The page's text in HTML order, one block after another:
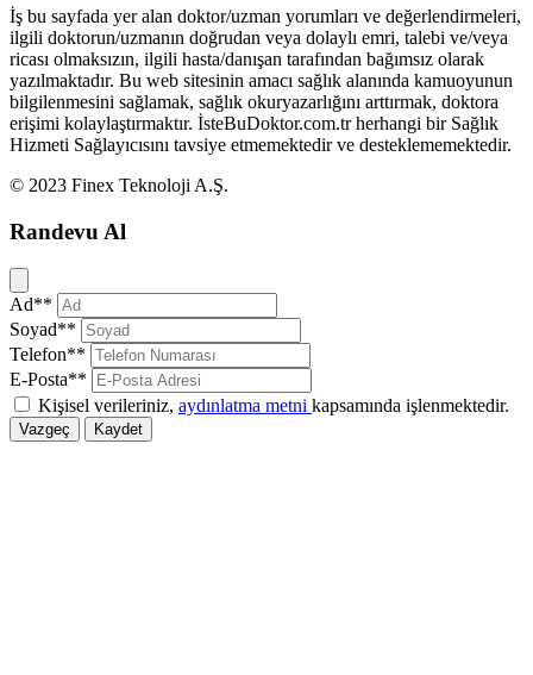
İş bu sayfada yer alan doktor/uzman yorumları ve değerlendirmeleri,
ilgili doktorun/uzmanın doğrudan veya dolaylı emri, talebi ve/veya
ricası olmaksızın, ilgili hasta/danışan tarafından bağımsız olarak
yazılmaktadır. Bu web sitesinin amacı sağlık alanında kamuoyunun
bilgilenmesini sağlamak, sağlık okuryazarlığını arttırmak, doktora
erişimi kolaylaştırmaktır. İsteBuDoktor.com.tr herhangi bir Sağlık
Hizmeti Sağlayıcısını tavsiye etmemektedir ve desteklememektedir.
© 2023 Finex Teknoloji A.Ş.
Randevu Al
Kapat
Ad**
Soyad**
Telefon**
E-Posta**
Kişisel verileriniz, aydınlatma metni kapsamında işlenmektedir.
Vazgeç Kaydet